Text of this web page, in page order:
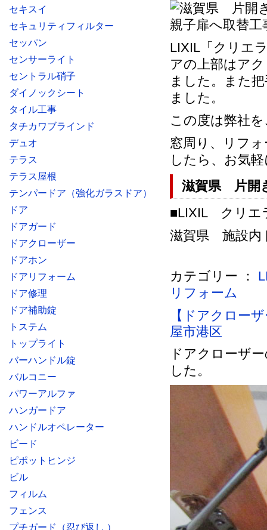
LIXIL「クリエ
アの上部はア
ました。また
ました。
この度は弊社
窓周り、リフ
したら、お気
滋賀県 片開
■LIXIL クリエ
滋賀県 施設内
カテゴリー ：
リフォーム
【ドアクロー
屋市港区
ドアクローザ
した。
セキスイ
セキュリティフィルター
セッパン
センサーライト
セントラル硝子
ダイノックシート
タイル工事
タチカワブラインド
デュオ
テラス
テラス屋根
テンパードア（強化ガラスドア）
ドア
ドアガード
ドアクローザー
ドアホン
ドアリフォーム
ドア修理
ドア補助錠
トステム
トップライト
バーハンドル錠
バルコニー
パワーアルファ
ハンガードア
ハンドルオペレーター
ビード
ピポットヒンジ
ビル
フィルム
フェンス
プチガード（忍び返し ）